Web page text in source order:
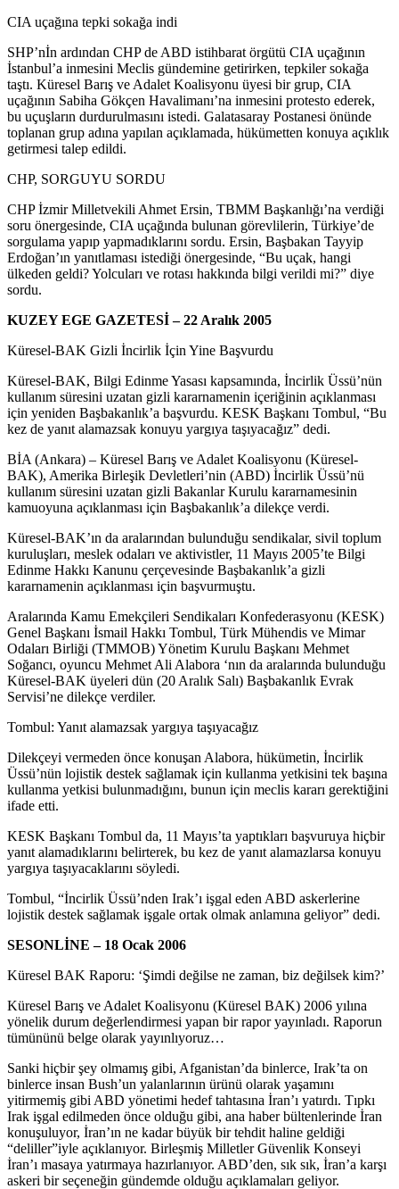
CIA uçağına tepki sokağa indi
SHP’nİn ardından CHP de ABD istihbarat örgütü CIA uçağının
İstanbul’a inmesini Meclis gündemine getirirken, tepkiler sokağa
taştı. Küresel Barış ve Adalet Koalisyonu üyesi bir grup, CIA
uçağının Sabiha Gökçen Havalimanı’na inmesini protesto ederek,
bu uçuşların durdurulmasını istedi. Galatasaray Postanesi önünde
toplanan grup adına yapılan açıklamada, hükümetten konuya açıklık
getirmesi talep edildi.
CHP, SORGUYU SORDU
CHP İzmir Milletvekili Ahmet Ersin, TBMM Başkanlığı’na verdiği
soru önergesinde, CIA uçağında bulunan görevlilerin, Türkiye’de
sorgulama yapıp yapmadıklarını sordu. Ersin, Başbakan Tayyip
Erdoğan’ın yanıtlaması istediği önergesinde, “Bu uçak, hangi
ülkeden geldi? Yolcuları ve rotası hakkında bilgi verildi mi?” diye
sordu.
KUZEY EGE GAZETESİ – 22 Aralık 2005
Küresel-BAK Gizli İncirlik İçin Yine Başvurdu
Küresel-BAK, Bilgi Edinme Yasası kapsamında, İncirlik Üssü’nün
kullanım süresini uzatan gizli kararnamenin içeriğinin açıklanması
için yeniden Başbakanlık’a başvurdu. KESK Başkanı Tombul, “Bu
kez de yanıt alamazsak konuyu yargıya taşıyacağız” dedi.
BİA (Ankara) – Küresel Barış ve Adalet Koalisyonu (Küresel-
BAK), Amerika Birleşik Devletleri’nin (ABD) İncirlik Üssü’nü
kullanım süresini uzatan gizli Bakanlar Kurulu kararnamesinin
kamuoyuna açıklanması için Başbakanlık’a dilekçe verdi.
Küresel-BAK’ın da aralarından bulunduğu sendikalar, sivil toplum
kuruluşları, meslek odaları ve aktivistler, 11 Mayıs 2005’te Bilgi
Edinme Hakkı Kanunu çerçevesinde Başbakanlık’a gizli
kararnamenin açıklanması için başvurmuştu.
Aralarında Kamu Emekçileri Sendikaları Konfederasyonu (KESK)
Genel Başkanı İsmail Hakkı Tombul, Türk Mühendis ve Mimar
Odaları Birliği (TMMOB) Yönetim Kurulu Başkanı Mehmet
Soğancı, oyuncu Mehmet Ali Alabora ‘nın da aralarında bulunduğu
Küresel-BAK üyeleri dün (20 Aralık Salı) Başbakanlık Evrak
Servisi’ne dilekçe verdiler.
Tombul: Yanıt alamazsak yargıya taşıyacağız
Dilekçeyi vermeden önce konuşan Alabora, hükümetin, İncirlik
Üssü’nün lojistik destek sağlamak için kullanma yetkisini tek başına
kullanma yetkisi bulunmadığını, bunun için meclis kararı gerektiğini
ifade etti.
KESK Başkanı Tombul da, 11 Mayıs’ta yaptıkları başvuruya hiçbir
yanıt alamadıklarını belirterek, bu kez de yanıt alamazlarsa konuyu
yargıya taşıyacaklarını söyledi.
Tombul, “İncirlik Üssü’nden Irak’ı işgal eden ABD askerlerine
lojistik destek sağlamak işgale ortak olmak anlamına geliyor” dedi.
SESONLİNE – 18 Ocak 2006
Küresel BAK Raporu: ‘Şimdi değilse ne zaman, biz değilsek kim?’
Küresel Barış ve Adalet Koalisyonu (Küresel BAK) 2006 yılına
yönelik durum değerlendirmesi yapan bir rapor yayınladı. Raporun
tümününü belge olarak yayınlıyoruz…
Sanki hiçbir şey olmamış gibi, Afganistan’da binlerce, Irak’ta on
binlerce insan Bush’un yalanlarının ürünü olarak yaşamını
yitirmemiş gibi ABD yönetimi hedef tahtasına İran’ı yatırdı. Tıpkı
Irak işgal edilmeden önce olduğu gibi, ana haber bültenlerinde İran
konuşuluyor, İran’ın ne kadar büyük bir tehdit haline geldiği
“deliller”iyle açıklanıyor. Birleşmiş Milletler Güvenlik Konseyi
İran’ı masaya yatırmaya hazırlanıyor. ABD’den, sık sık, İran’a karşı
askeri bir seçeneğin gündemde olduğu açıklamaları geliyor.